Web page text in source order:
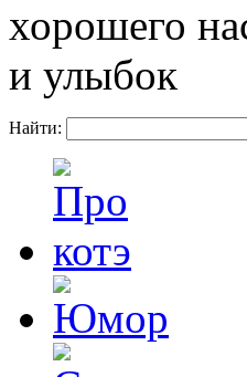
хорошего
и улыбок
Найти: